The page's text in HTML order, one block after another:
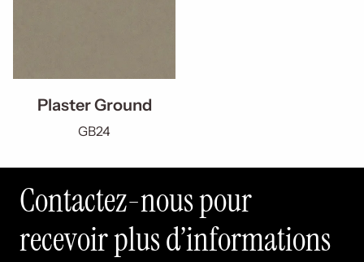
Plaster Ground
GB24
Contactez-nous pour
recevoir plus d’informations